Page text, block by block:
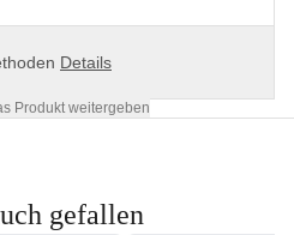
Details
Produkt weitergeben
gefallen